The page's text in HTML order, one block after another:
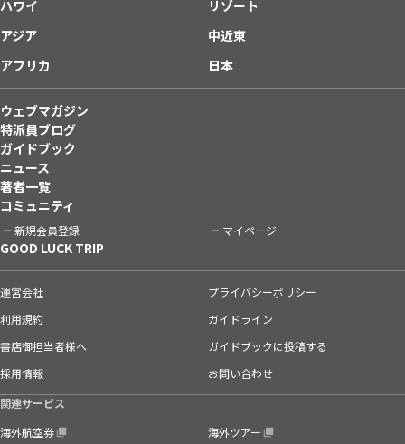
ハワイ
リゾート
アジア
中近東
アフリカ
日本
ウェブマガジン
特派員ブログ
ガイドブック
ニュース
著者一覧
コミュニティ
新規会員登録 マイページ
GOOD LUCK TRIP
運営会社
プライバシーポリシー
利用規約
ガイドライン
書店御担当者様へ
ガイドブックに投稿する
採用情報
お問い合わせ
関連サービス
海外航空券
海外ツアー